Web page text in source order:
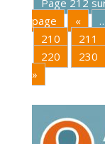
Page 212
page
«
210
211
220
230
»